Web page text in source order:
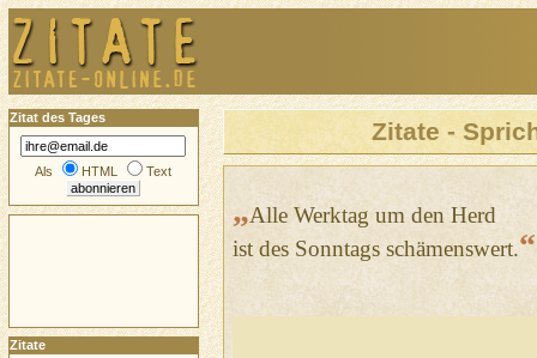
Zitate -
„Alle Werktag um den Herd
ist des Sonntags schämenswert.“
Zitat des Tages
Als HTML Text
Zitate